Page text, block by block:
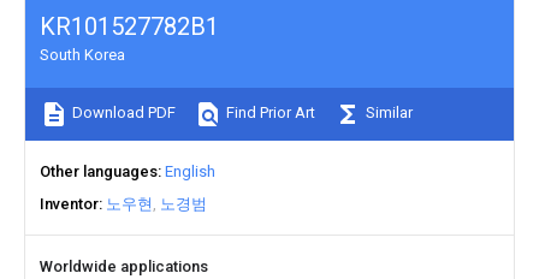
KR101527782B1
South Korea
Download PDF Find Prior Art Similar
Other languages English
Inventor 노우현 노경범
Worldwide applications